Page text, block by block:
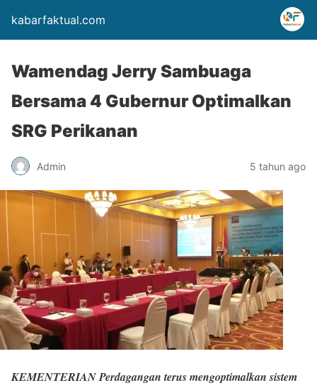
kabarfaktual.com
Wamendag Jerry Sambuaga
Bersama 4 Gubernur Optimalkan
SRG Perikanan
Admin 5 tahun ago
KEMENTERIAN Perdagangan terus mengoptimalkan sistem